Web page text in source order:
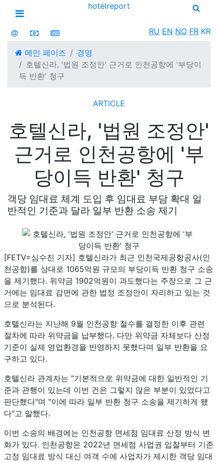
Open menu
hotelreport
RU EN NO FR KR
메인 페이즈
경영
호텔신라, '법원 조정안' 근거로 인천공항에 '부당이
득 반환' 청구
ARTICLE
호텔신라, '법원 조정안'
근거로 인천공항에 '부
당이득 반환' 청구
객당 임대료 체계 도입 후 임대료 부담 확대 일
반적인 기준과 달라 일부 반환 소송 제기
[FETV=심수진 기자] 호텔신라가 최근 인천국제공항공사(인
천공항)를 상대로 1065억원 규모의 부당이득 반환 청구 소송
을 제기했다. 위약금 1902억원이 과도했다는 주장으로 그 근
거에는 임대료 감면에 관한 법정 조정안이 자리하고 있는 것
으로 분석된다.
호텔신라는 지난해 9월 인천공항 철수를 결정한 이후 관련
절차에 따라 위약금을 납부했다. 다만 위약금 자체보다 산정
기준이 실제 영업환경을 반영하지 못했다며 일부 반환을 요
구하고 있다.
호텔신라 관계자는 "기본적으로 위약금에 대한 일반적인 기
준과 관행이 있는데 이번 건은 그렇지 않은 부분이 있었다고
판단했다"며 "이에 따라 일부 반환 청구 소송을 제기하게 됐
다"고 말했다.
이번 소송의 배경에는 인천공항 면세점 임대료 산정 방식 변
화가 있다. 인천공항은 2022년 면세점 사업권 입찰부터 기존
고정 임대료 방식 대신 여객 수에 사업자가 제시한 객당 임대